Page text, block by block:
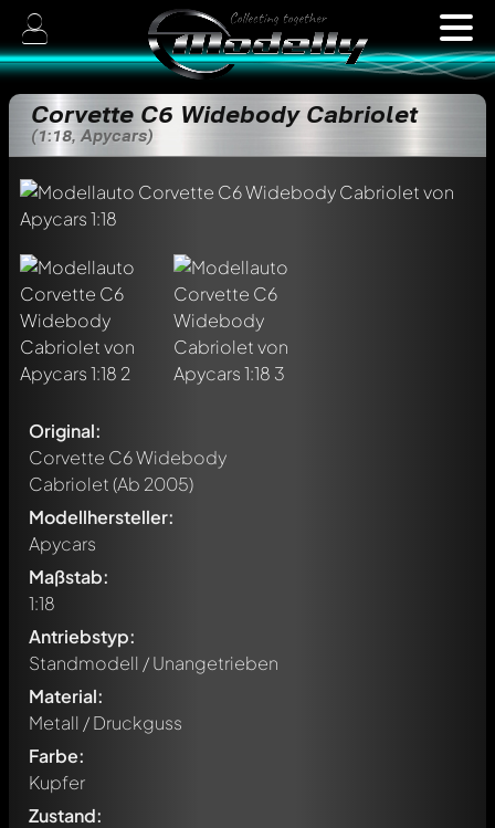
Corvette C6 Widebody Cabriolet
(1:18, Apycars)
Original:
Corvette C6 Widebody
Cabriolet(Ab 2005)
Modellhersteller:
Apycars
Maßstab:
1:18
Antriebstyp:
Standmodell / Unangetrieben
Material:
Metall / Druckguss
Farbe:
Kupfer
Zustand: